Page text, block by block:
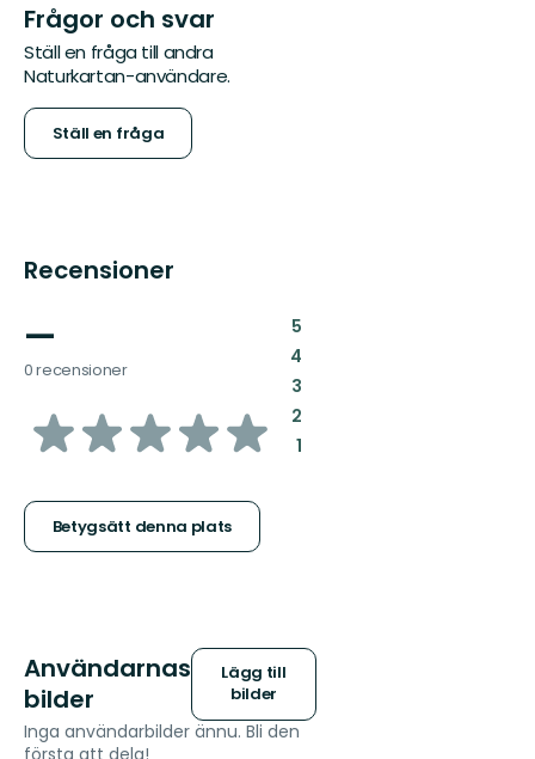
Frågor och svar
Ställ en fråga till andra
Naturkartan-användare.
Ställ en fråga
Recensioner
—
0 recensioner
av
stjärnor
Betygsätt denna plats
5:
4:
3:
2:
1:
Användarnas
bilder
Lägg till
bilder
Inga användarbilder ännu. Bli den
första att dela!